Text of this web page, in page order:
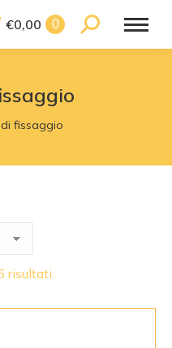
€0,00 0 Search:
fissaggio
risultati